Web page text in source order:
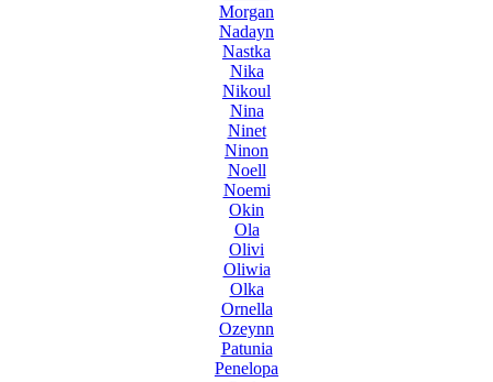
Morgan
Nadayn
Nastka
Nika
Nikoul
Nina
Ninet
Ninon
Noell
Noemi
Okin
Ola
Olivi
Oliwia
Olka
Ornella
Ozeynn
Patunia
Penelopa